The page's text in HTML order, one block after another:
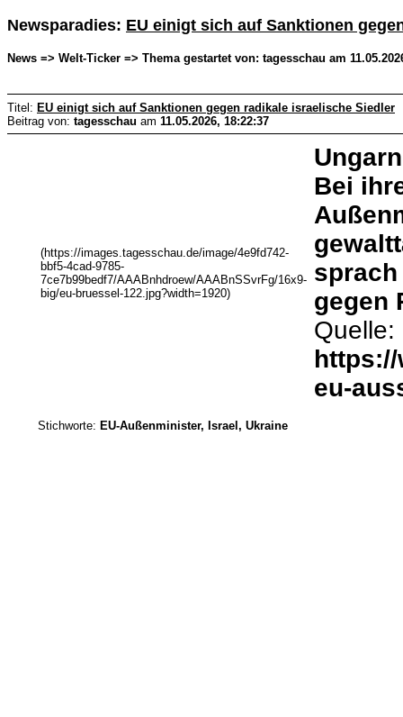
Newsparadies: EU einigt sich auf Sanktionen
News => Welt-Ticker => Thema gestartet von: tagesschau am
Titel: EU einigt sich auf Sanktionen gegen radikale israelische Siedler
Beitrag von: tagesschau am 11.05.2026, 18:22:37
(https://images.tagesschau.de/image/4e9fd742-
bbf5-4cad-9785-
7ce7b99bedf7/AAABnhdroew/AAABnSSvrFg/16x9-
big/eu-bruessel-122.jpg?width=1920)
Bei
gegen
Quelle:
eu-
Stichworte: EU-Außenminister, Israel, Ukraine